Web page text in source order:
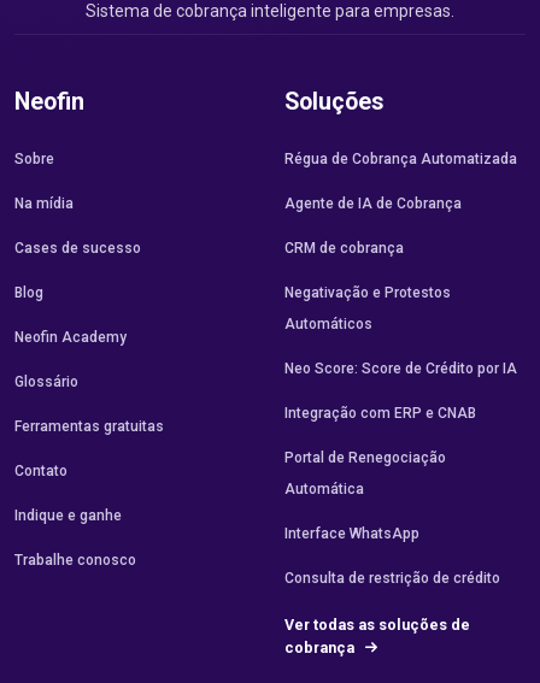
Sistema de cobrança inteligente para empresas.
Neofin
Sobre
Na mídia
Cases de sucesso
Blog
Neofin Academy
Glossário
Ferramentas gratuitas
Contato
Indique e ganhe
Trabalhe conosco
Soluções
Régua de Cobrança Automatizada
Agente de IA de Cobrança
CRM de cobrança
Negativação e Protestos
Automáticos
Neo Score: Score de Crédito por IA
Integração com ERP e CNAB
Portal de Renegociação
Automática
Interface WhatsApp
Consulta de restrição de crédito
Ver todas as soluções de
cobrança